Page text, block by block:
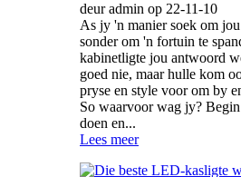
deur admin op 22-11-10
As jy 'n manier soek om
sonder om 'n fortuin te
kabinetligte jou antwoord
goed nie, maar hulle kom
pryse en style voor om by
So waarvoor wag jy?
doen en...
Lees meer